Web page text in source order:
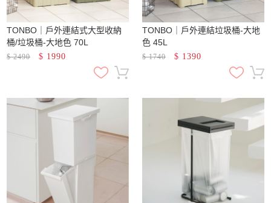
TONBO｜戶外連結式大型收納
桶/垃圾桶-大地色 70L
$2490 $ 1990
TONBO｜戶外連結垃圾桶-大地
色 45L
$1740 $ 1390